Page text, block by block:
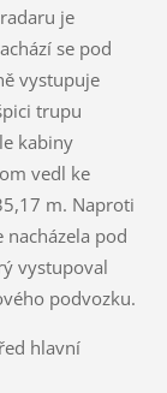
je
se pod
vystupuje
trupu
kabiny
vedl ke
m. Naproti
pod
vystupoval
podvozku.
hlavní